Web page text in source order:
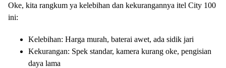
Oke, kita rangkum ya kelebihan dan kekurangannya itel City 100
ini:
Kelebihan: Harga murah, baterai awet, ada sidik jari
Kekurangan: Spek standar, kamera kurang oke, pengisian
daya lama